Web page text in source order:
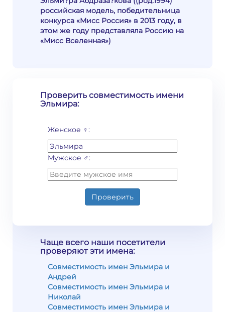
российская модель, победительница
конкурса «Мисс Россия» в 2013 году, в
этом же году представляла Россию на
«Мисс Вселенная»)
Проверить совместимость имени
Эльмира:
Женское ♀:
Мужское ♂:
Проверить
Чаще всего наши посетители
проверяют эти имена:
Совместимость имен Эльмира и
Андрей
Совместимость имен Эльмира и
Николай
Совместимость имен Эльмира и